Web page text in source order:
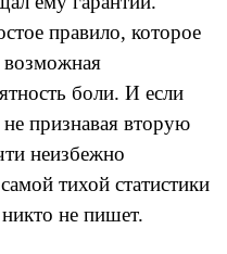
правило, которое
возможная
боли. И если
не признавая вторую
неизбежно
тихой статистики
не пишет.